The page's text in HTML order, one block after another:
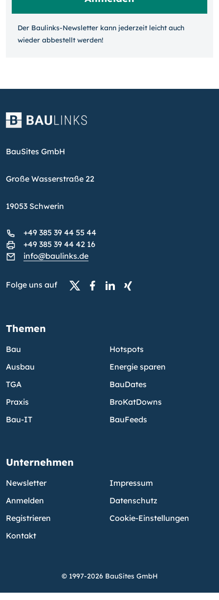
Der Baulinks-Newsletter kann jeder­zeit leicht auch
wieder ab­bestellt werden!
BauSites GmbH
Große Wasserstraße 22
19053 Schwerin
+49 385 39 44 55 44
+49 385 39 44 42 16
info@baulinks.de
Folge uns auf
Themen
Bau
Ausbau
TGA
Praxis
Bau-IT
Hotspots
Energie sparen
BauDates
BroKatDowns
BauFeeds
Unternehmen
Newsletter
Anmelden
Registrieren
Kontakt
Impressum
Datenschutz
Cookie-Einstellungen
© 1997-2026 BauSites GmbH